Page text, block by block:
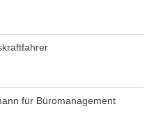
für Büromanagement